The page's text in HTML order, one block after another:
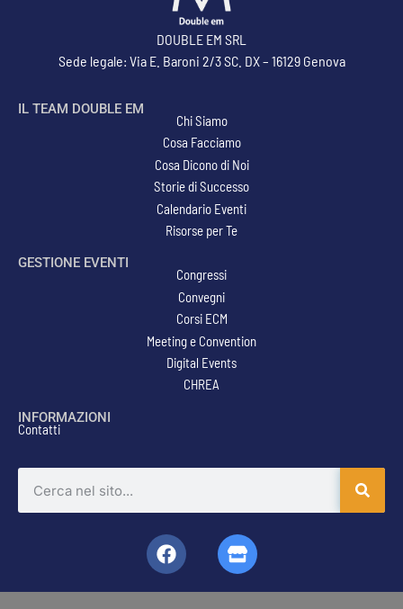
DOUBLE EM SRL
Sede legale: Via E. Baroni 2/3 SC. DX – 16129 Genova
IL TEAM DOUBLE EM
Chi Siamo
Cosa Facciamo
Cosa Dicono di Noi
Storie di Successo
Calendario Eventi
Risorse per Te
GESTIONE EVENTI
Congressi
Convegni
Corsi ECM
Meeting e Convention
Digital Events
CHREA
INFORMAZIONI
Contatti